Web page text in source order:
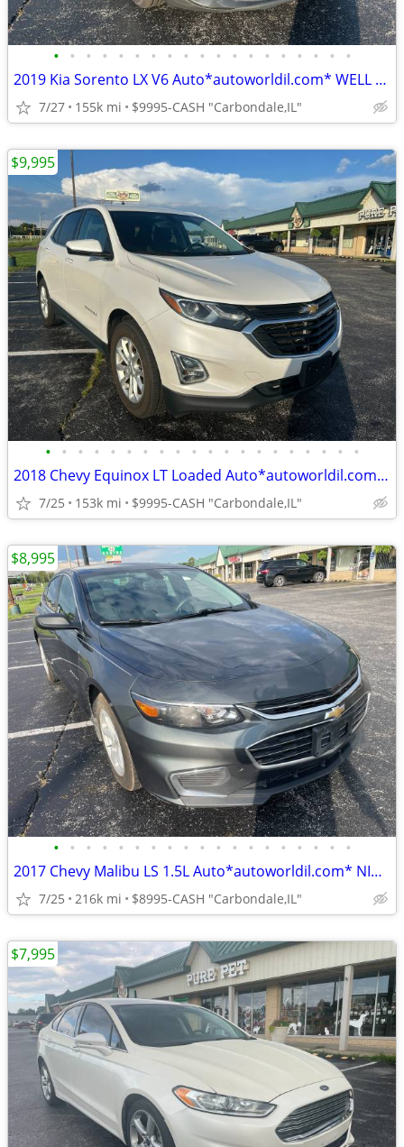
• • • • • • • • • • • • • • • • • • •
2019 Kia Sorento LX V6 Auto*autoworldil.com* WELL MAINTAINED/LOW MILES
7/27 155k mi $9995-CASH "Carbondale,IL"
• • • • • • • • • • • • • • • • • • • •
2018 Chevy Equinox LT Loaded Auto*autoworldil.com*"COMPACT FAMILY SUV"
7/25 153k mi $9995-CASH "Carbondale,IL"
$9,995
• • • • • • • • • • • • • • • • • • •
2017 Chevy Malibu LS 1.5L Auto*autoworldil.com* NICE LOOKING MALIBU LS
7/25 216k mi $8995-CASH "Carbondale,IL"
$8,995
$7,995